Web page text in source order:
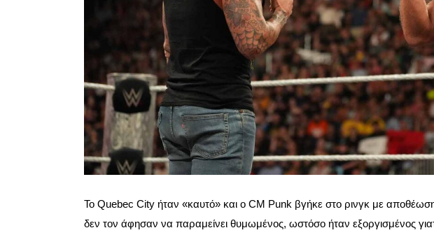
Το Quebec City ήταν «καυτό» και ο CM Punk βγήκε στο ρινγκ με
δεν τον άφησαν να παραμείνει θυμωμένος, ωστόσο ήταν εξοργισμένος